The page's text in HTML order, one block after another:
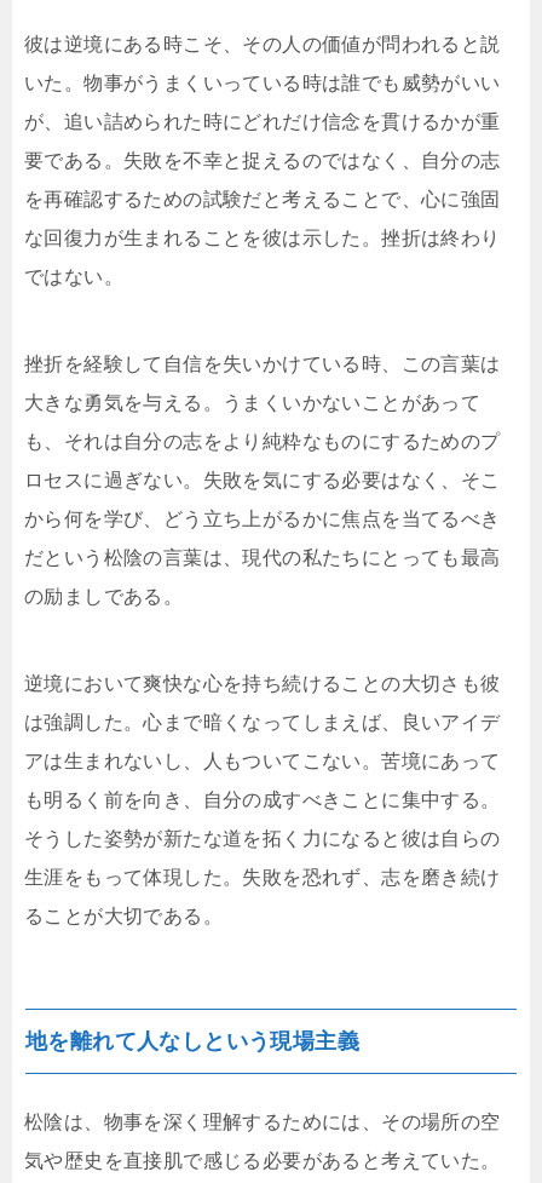
彼は逆境にある時こそ、その人の価値が問われると説
いた。物事がうまくいっている時は誰でも威勢がいい
が、追い詰められた時にどれだけ信念を貫けるかが重
要である。失敗を不幸と捉えるのではなく、自分の志
を再確認するための試験だと考えることで、心に強固
な回復力が生まれることを彼は示した。挫折は終わり
ではない。
挫折を経験して自信を失いかけている時、この言葉は
大きな勇気を与える。うまくいかないことがあって
も、それは自分の志をより純粋なものにするためのプ
ロセスに過ぎない。失敗を気にする必要はなく、そこ
から何を学び、どう立ち上がるかに焦点を当てるべき
だという松陰の言葉は、現代の私たちにとっても最高
の励ましである。
逆境において爽快な心を持ち続けることの大切さも彼
は強調した。心まで暗くなってしまえば、良いアイデ
アは生まれないし、人もついてこない。苦境にあって
も明るく前を向き、自分の成すべきことに集中する。
そうした姿勢が新たな道を拓く力になると彼は自らの
生涯をもって体現した。失敗を恐れず、志を磨き続け
ることが大切である。
地を離れて人なしという現場主義
松陰は、物事を深く理解するためには、その場所の空
気や歴史を直接肌で感じる必要があると考えていた。